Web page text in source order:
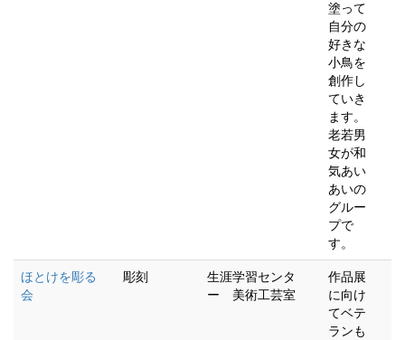
塗って
自分の
好きな
小鳥を
創作し
ていき
ます。
老若男
女が和
気あい
あいの
グルー
プで
す。
ほとけを彫る
会
彫刻
生涯学習センタ
ー 美術工芸室
作品展
に向け
てベテ
ランも